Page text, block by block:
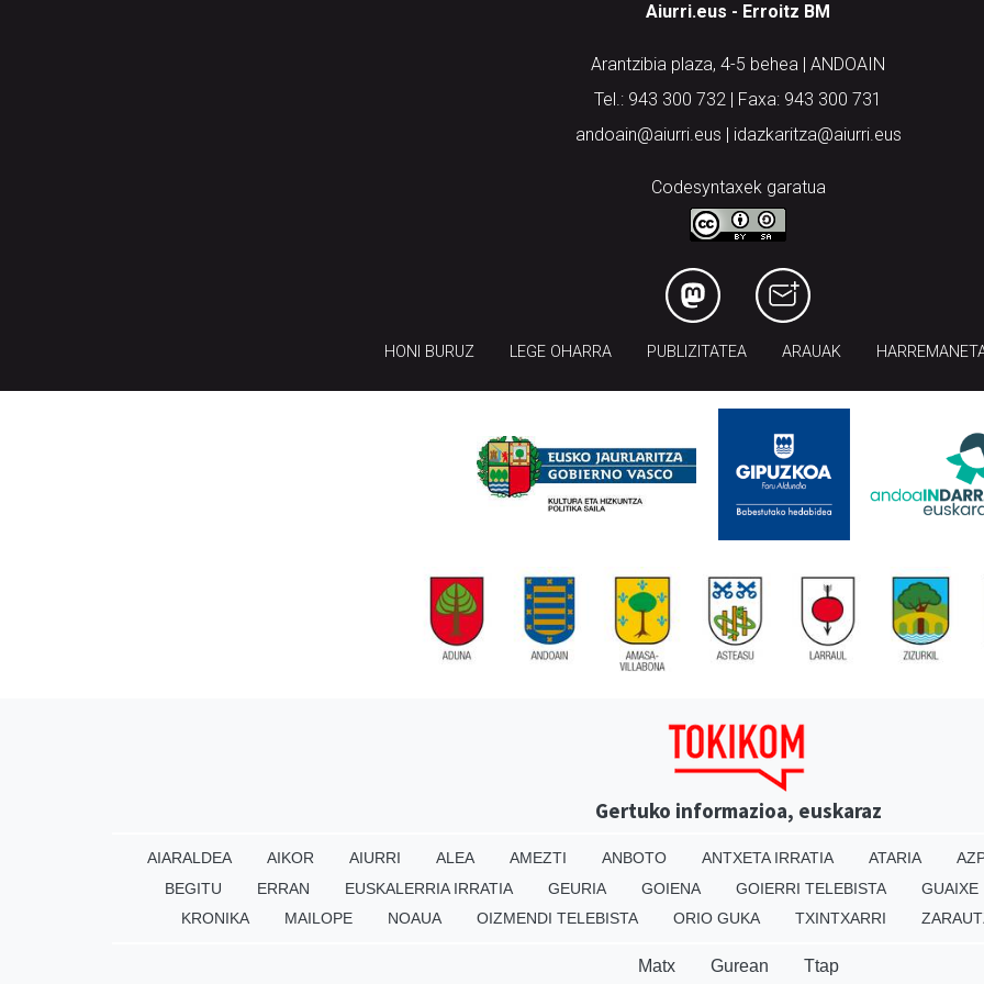
Aiurri.eus - Erroitz BM
Arantzibia plaza, 4-5 behea | ANDOAIN
Tel.: 943 300 732 | Faxa: 943 300 731
andoain@aiurri.eus | idazkaritza@aiurri.eus
Codesyntaxek garatua
HONI BURUZ LEGE OHARRA PUBLIZITATEA ARAUAK
Gertuko informazioa, euskaraz
AIARALDEA AIKOR AIURRI ALEA AMEZTI ANBOTO ANTXETA IRRATIA ATARIA
BEGITU
ERRAN EUSKALERRIA IRRATIA GEURIA GOIENA GOIERRI TELEBISTA GUAIXE
KRONIKA
MAILOPE NOAUA OIZMENDI TELEBISTA ORIO GUKA TXINTXARRI
Matx Gurean Ttap